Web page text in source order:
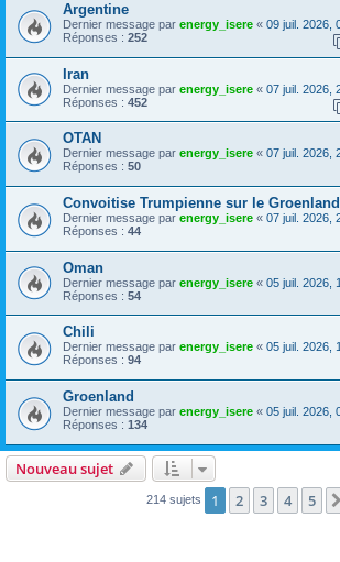
Argentine
Dernier message par energy_isere « 09 juil. 2026,
Réponses : 252
Iran
Dernier message par energy_isere « 07 juil. 2026,
Réponses : 452
OTAN
Dernier message par energy_isere « 07 juil. 2026,
Réponses : 50
Convoitise Trumpienne sur le Groenland
Dernier message par energy_isere « 07 juil. 2026,
Réponses : 44
Oman
Dernier message par energy_isere « 05 juil. 2026,
Réponses : 54
Chili
Dernier message par energy_isere « 05 juil. 2026,
Réponses : 94
Groenland
Dernier message par energy_isere « 05 juil. 2026,
Réponses : 134
Nouveau sujet
214 sujets 1 2 3 4 5